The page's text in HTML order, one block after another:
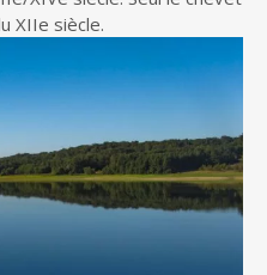
XIIe siècle.